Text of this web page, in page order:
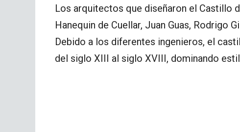
Los arquitectos que diseñaron el Castillo
Hanequin de Cuellar, Juan Guas, Rodrigo
Debido a los diferentes ingenieros, el
del siglo XIII al siglo XVIII, dominando